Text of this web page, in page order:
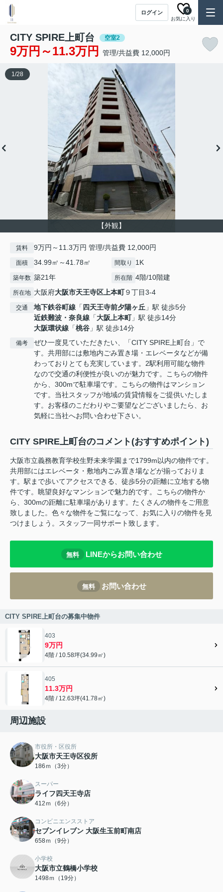
ログイン
お気に入り
0
CITY SPIRE上町台 空室2
9万円～11.3万円 管理/共益費 12,000円
【外観】
1/28
賃料 9万円～11.3万円 管理/共益費 12,000円
面積 34.99㎡～41.78㎡ 間取り 1K
築年数 築21年 所在階 4階/10階建
所在地 大阪府大阪市天王寺区上本町９丁目3-4
交通 地下鉄谷町線 「 四天王寺前夕陽ヶ丘 」駅 徒歩5分
近鉄難波・奈良線 「大阪上本町」駅 徒歩14分
大阪環状線 「桃谷 」駅 徒歩14分
備考
ぜひ一度見ていただきたい、「CITY SPIRE上町台」で
す。共用部には敷地内ごみ置き場・エレベータなどが備
わっておりとても充実しています。2駅利用可能な物件
なので交通の利便性が良いのが魅力です。こちらの物件
から、300mで駐車場です。こちらの物件はマンション
です。当社スタッフが地域の賃貸情報をご提供いたしま
す。お客様のこだわりやご要望などございましたら、お
気軽に当社へお問い合わせ下さい。
CITY SPIRE上町台のコメント(おすすめポイント)
大阪市立義務教育学校生野未来学園まで1799m以内の物件です。
共用部にはエレベータ・敷地内ごみ置き場などが揃っておりま
す。駅まで歩いてアクセスできる、徒歩5分の距離に立地する物
件です。眺望良好なマンションで魅力的です。こちらの物件か
ら、300mの距離に駐車場があります。たくさんの物件をご用意
致しました。色々な物件をご覧になって、お気に入りの物件を見
つけましょう。スタッフ一同サポート致します。
無料 LINEからお問い合わせ
無料 お問い合わせ
CITY SPIRE上町台の募集中物件
403
9万円
4階 / 10.58坪(34.99㎡)
405
11.3万円
4階 / 12.63坪(41.78㎡)
周辺施設
市役所・区役所
大阪市天王寺区役所
186ｍ（3分）
スーパー
ライフ四天王寺店
412ｍ（6分）
コンビニエンスストア
セブンイレブン 大阪生玉前町南店
658ｍ（9分）
小学校
大阪市立鶴橋小学校
1498ｍ（19分）